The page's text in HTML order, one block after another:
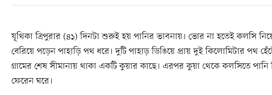
যূথিকা ত্রিপুরার (৪১) দিনটা শুরুই হয় পানির ভাবনায়। ভোর না হতেই কলসি
বেরিয়ে পড়েন পাহাড়ি পথ ধরে। দুটি পাহাড় ডিঙিয়ে প্রায় দুই কিলোমিটার পথ
গ্রামের শেষ সীমানায় থাকা একটি কুয়ার কাছে। এরপর কুয়া থেকে কলসিতে পানি
ফেরেন ঘরে।